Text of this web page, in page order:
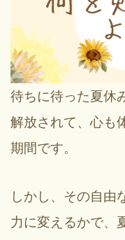
待ちに待った夏休
解放されて、心も
期間です。
しかし、その自由
力に変えるかで、